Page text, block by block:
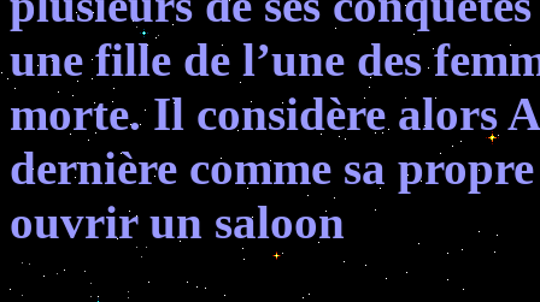
une fille de l’une des
morte. Il considère alors
dernière comme sa
ouvrir un saloon